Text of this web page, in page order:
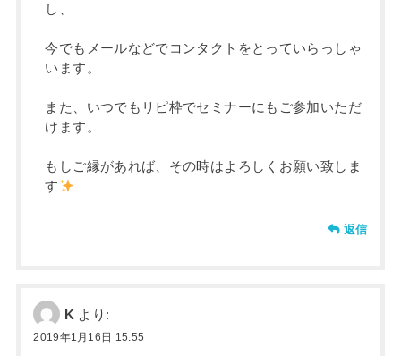
し、
今でもメールなどでコンタクトをとっていらっしゃ
います。
また、いつでもリピ枠でセミナーにもご参加いただ
けます。
もしご縁があれば、その時はよろしくお願い致しま
す
返信
K より:
2019年1月16日 15:55